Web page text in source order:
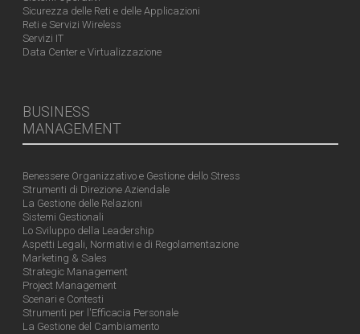
Sicurezza delle Reti e delle Applicazioni
Reti e Servizi Wireless
Servizi IT
Data Center e Virtualizzazione
BUSINESS
MANAGEMENT
Benessere Organizzativo e Gestione dello Stress
Strumenti di Direzione Aziendale
La Gestione delle Relazioni
Sistemi Gestionali
Lo Sviluppo della Leadership
Aspetti Legali, Normativi e di Regolamentazione
Marketing & Sales
Strategic Management
Project Management
Scenari e Contesti
Strumenti per l'Efficacia Personale
La Gestione del Cambiamento